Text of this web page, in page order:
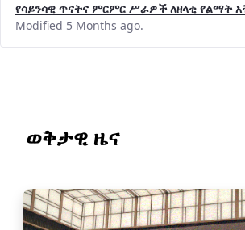
የሳይንሳዊ ጥናትና ምርምር ሥራዎች ለዘላቂ
Modified 5 Months ago.
ወቅታዊ ዜና